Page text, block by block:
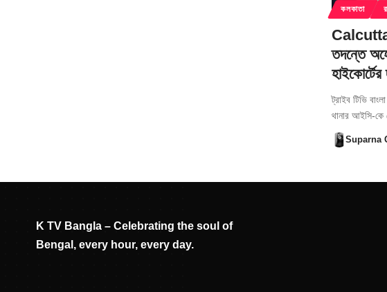
কলকাতা
তদন্তে
ট্রাইব টিভি
থানার আইসি-
Suparna
K TV Bangla – Celebrating the soul of
Bengal, every hour, every day.